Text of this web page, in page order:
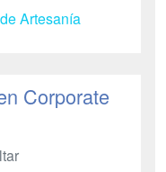
Artesanía
Corporate